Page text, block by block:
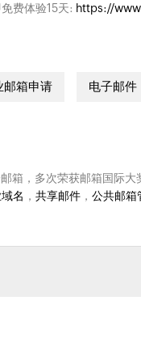
费体验15天: https://
邮箱申请 电子邮件
箱，多次荣获邮箱国际
名 ， 共享邮件， 公共邮箱